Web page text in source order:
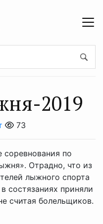
2019
73
по
Отрадно, что из
лыжного спорта
состязаниях приняли
считая болельщиков.